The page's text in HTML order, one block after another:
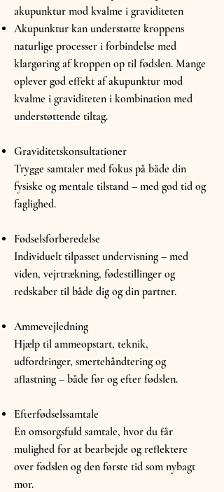
akupunktur mod kvalme i graviditeten
Akupunktur kan understøtte kroppens
naturlige processer i forbindelse med
klargøring af kroppen op til fødslen. Mange
oplever god effekt af akupunktur mod
kvalme i graviditeten i kombination med
understøttende tiltag.
Graviditetskonsultationer
Trygge samtaler med fokus på både din
fysiske og mentale tilstand – med god tid og
faglighed.
Fødselsforberedelse
Individuelt tilpasset undervisning – med
viden, vejrtrækning, fødestillinger og
redskaber til både dig og din partner.
Ammevejledning
Hjælp til ammeopstart, teknik,
udfordringer, smertehåndtering og
aflastning – både før og efter fødslen.
Efterfødselssamtale
En omsorgsfuld samtale, hvor du får
mulighed for at bearbejde og reflektere
over fødslen og den første tid som nybagt
mor.